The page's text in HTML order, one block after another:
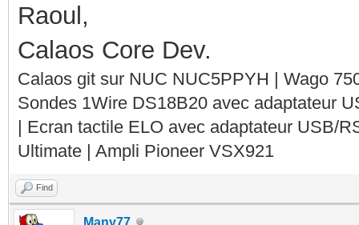
Raoul,
Calaos Core Dev.
Calaos git sur NUC NUC5PPYH | Wago
Sondes 1Wire DS18B20 avec adaptateur
| Ecran tactile ELO avec adaptateur USB/
Ultimate | Ampli Pioneer VSX921
Find
Many77